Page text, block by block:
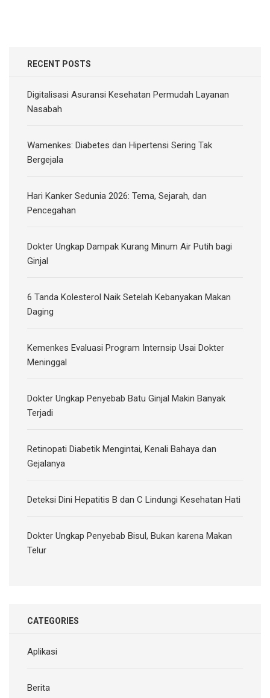
RECENT POSTS
Digitalisasi Asuransi Kesehatan Permudah Layanan
Nasabah
Wamenkes: Diabetes dan Hipertensi Sering Tak
Bergejala
Hari Kanker Sedunia 2026: Tema, Sejarah, dan
Pencegahan
Dokter Ungkap Dampak Kurang Minum Air Putih bagi
Ginjal
6 Tanda Kolesterol Naik Setelah Kebanyakan Makan
Daging
Kemenkes Evaluasi Program Internsip Usai Dokter
Meninggal
Dokter Ungkap Penyebab Batu Ginjal Makin Banyak
Terjadi
Retinopati Diabetik Mengintai, Kenali Bahaya dan
Gejalanya
Deteksi Dini Hepatitis B dan C Lindungi Kesehatan Hati
Dokter Ungkap Penyebab Bisul, Bukan karena Makan
Telur
CATEGORIES
Aplikasi
Berita